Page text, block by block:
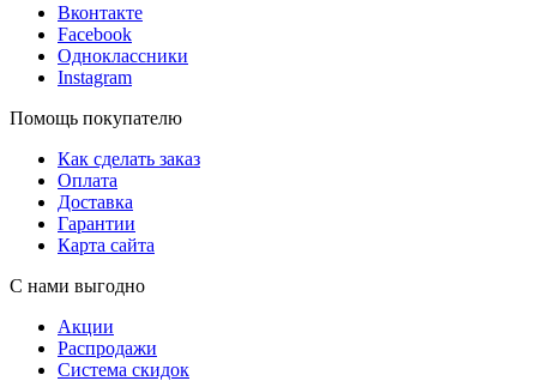
Вконтакте
Facebook
Одноклассники
Instagram
Помощь покупателю
Как сделать заказ
Оплата
Доставка
Гарантии
Карта сайта
С нами выгодно
Акции
Распродажи
Система скидок